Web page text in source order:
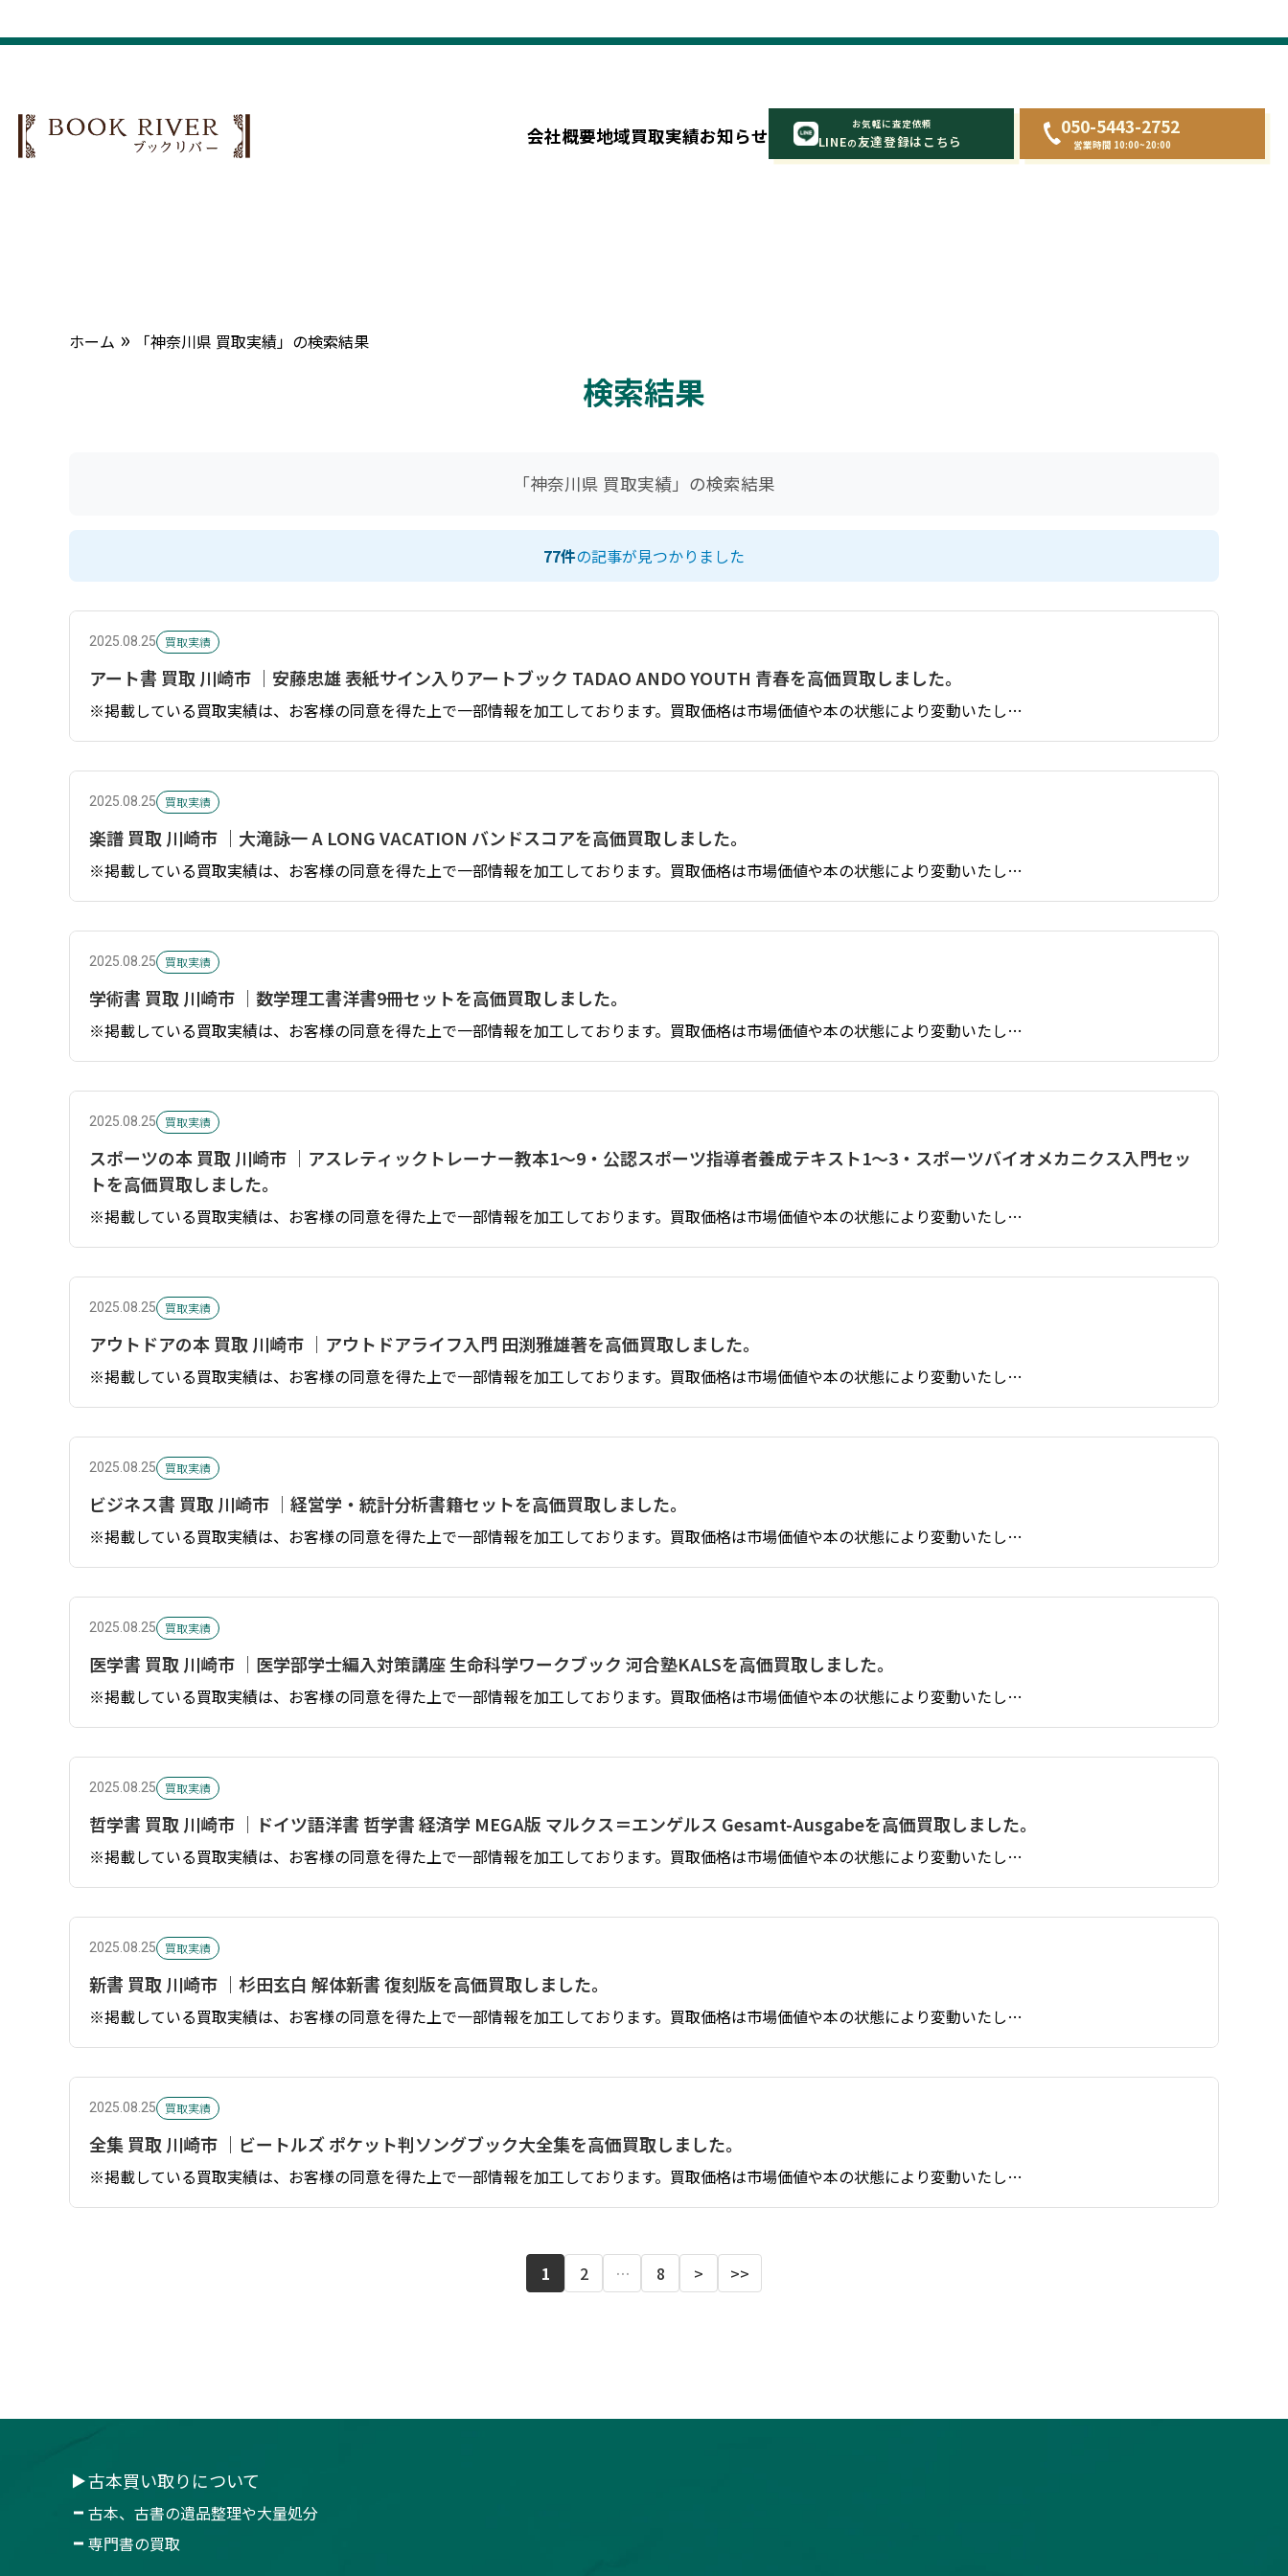
会社概要地域買取実績お知らせ
お気軽に査定依頼
LINEの友達登録はこちら
050-5443-2752
営業時間 10:00~20:00
ホーム » 「神奈川県 買取実績」の検索結果
検索結果
「神奈川県 買取実績 」の検索結果
77件の記事が見つかりました
2025.08.25 買取実績
アート書 買取 川崎市 ｜安藤忠雄 表紙サイン入りアートブック TADAO ANDO YOUTH 青春を高価買取しました。
※掲載している買取実績は、お客様の同意を得た上で一部情報を加工しております。買取価格は市場価値や本の状態により変動いたし…
2025.08.25 買取実績
楽譜 買取 川崎市 ｜大滝詠一 A LONG VACATION バンドスコアを高価買取しました。
※掲載している買取実績は、お客様の同意を得た上で一部情報を加工しております。買取価格は市場価値や本の状態により変動いたし…
2025.08.25 買取実績
学術書 買取 川崎市 ｜数学理工書洋書9冊セットを高価買取しました。
※掲載している買取実績は、お客様の同意を得た上で一部情報を加工しております。買取価格は市場価値や本の状態により変動いたし…
2025.08.25 買取実績
スポーツの本 買取 川崎市 ｜アスレティックトレーナー教本1～9・公認スポーツ指導者養成テキスト1～3・スポーツバイオメカニクス入門セッ
トを高価買取しました。
※掲載している買取実績は、お客様の同意を得た上で一部情報を加工しております。買取価格は市場価値や本の状態により変動いたし…
2025.08.25 買取実績
アウトドアの本 買取 川崎市 ｜アウトドアライフ入門 田渕雅雄著を高価買取しました。
※掲載している買取実績は、お客様の同意を得た上で一部情報を加工しております。買取価格は市場価値や本の状態により変動いたし…
2025.08.25 買取実績
ビジネス書 買取 川崎市 ｜経営学・統計分析書籍セットを高価買取しました。
※掲載している買取実績は、お客様の同意を得た上で一部情報を加工しております。買取価格は市場価値や本の状態により変動いたし…
2025.08.25 買取実績
医学書 買取 川崎市 ｜医学部学士編入対策講座 生命科学ワークブック 河合塾KALSを高価買取しました。
※掲載している買取実績は、お客様の同意を得た上で一部情報を加工しております。買取価格は市場価値や本の状態により変動いたし…
2025.08.25 買取実績
哲学書 買取 川崎市 ｜ドイツ語洋書 哲学書 経済学 MEGA版 マルクス＝エンゲルス Gesamt-Ausgabeを高価買取しました。
※掲載している買取実績は、お客様の同意を得た上で一部情報を加工しております。買取価格は市場価値や本の状態により変動いたし…
2025.08.25 買取実績
新書 買取 川崎市 ｜杉田玄白 解体新書 復刻版を高価買取しました。
※掲載している買取実績は、お客様の同意を得た上で一部情報を加工しております。買取価格は市場価値や本の状態により変動いたし…
2025.08.25 買取実績
全集 買取 川崎市 ｜ビートルズ ポケット判ソングブック大全集を高価買取しました。
※掲載している買取実績は、お客様の同意を得た上で一部情報を加工しております。買取価格は市場価値や本の状態により変動いたし…
1 2 … 8 > >>
古本買い取りについて
古本、古書の遺品整理や大量処分
専門書の買取